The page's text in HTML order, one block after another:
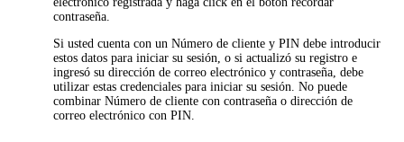
contraseña.
Si usted cuenta con un Número de cliente y PIN debe introducir
estos datos para iniciar su sesión, o si actualizó su registro e
ingresó su dirección de correo electrónico y contraseña, debe
utilizar estas credenciales para iniciar su sesión. No puede
combinar Número de cliente con contraseña o dirección de
correo electrónico con PIN.